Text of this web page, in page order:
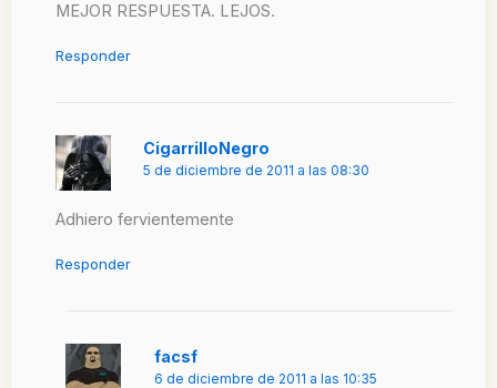
MEJOR RESPUESTA. LEJOS.
Responder
CigarrilloNegro
5 de diciembre de 2011 a las 08:30
Adhiero fervientemente
Responder
facsf
6 de diciembre de 2011 a las 10:35